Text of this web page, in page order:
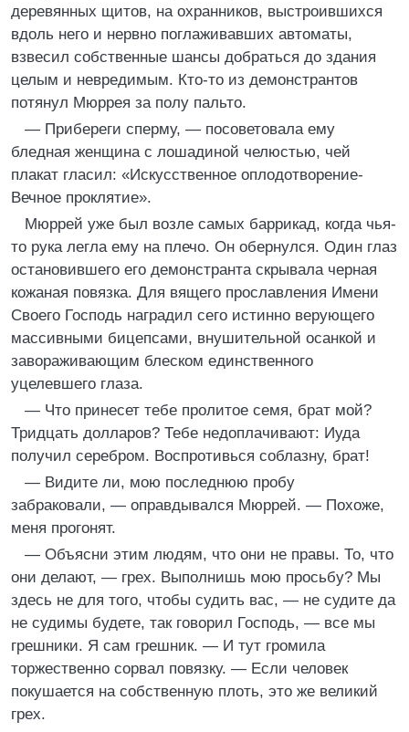
деревянных щитов, на охранников, выстроившихся
вдоль него и нервно поглаживавших автоматы,
взвесил собственные шансы добраться до здания
целым и невредимым. Кто-то из демонстрантов
потянул Мюррея за полу пальто.
— Прибереги сперму, — посоветовала ему
бледная женщина с лошадиной челюстью, чей
плакат гласил: «Искусственное оплодотворение-
Вечное проклятие».
Мюррей уже был возле самых баррикад, когда чья-
то рука легла ему на плечо. Он обернулся. Один глаз
остановившего его демонстранта скрывала черная
кожаная повязка. Для вящего прославления Имени
Своего Господь наградил сего истинно верующего
массивными бицепсами, внушительной осанкой и
завораживающим блеском единственного
уцелевшего глаза.
— Что принесет тебе пролитое семя, брат мой?
Тридцать долларов? Тебе недоплачивают: Иуда
получил серебром. Воспротивься соблазну, брат!
— Видите ли, мою последнюю пробу
забраковали, — оправдывался Мюррей. — Похоже,
меня прогонят.
— Объясни этим людям, что они не правы. То, что
они делают, — грех. Выполнишь мою просьбу? Мы
здесь не для того, чтобы судить вас, — не судите да
не судимы будете, так говорил Господь, — все мы
грешники. Я сам грешник. — И тут громила
торжественно сорвал повязку. — Если человек
покушается на собственную плоть, это же великий
грех.